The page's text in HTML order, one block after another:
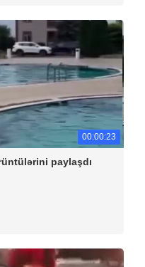
00:00:23
paylaşdı